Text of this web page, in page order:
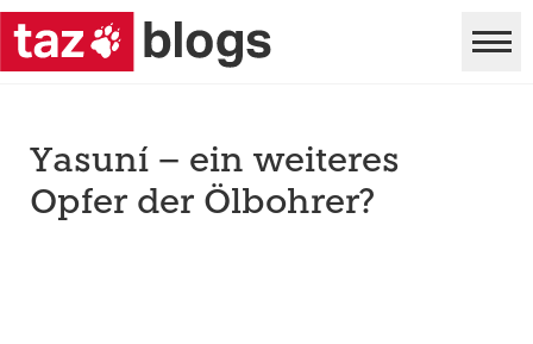
Yasuní – ein weiteres
Opfer der Ölbohrer?